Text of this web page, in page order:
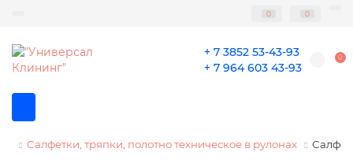
0 0
+ 7 3852 53-43-93
+ 7 964 603 43-93
0
Салфетки, тряпки, полотно техническое в рулонах